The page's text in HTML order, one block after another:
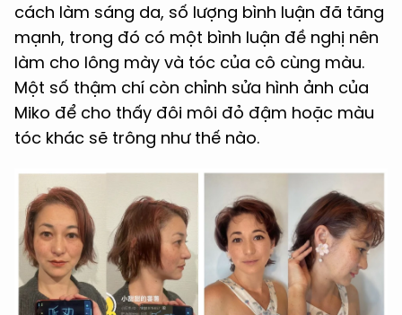
cách làm sáng da, số lượng bình luận đã tăng
mạnh, trong đó có một bình luận đề nghị nên
làm cho lông mày và tóc của cô cùng màu.
Một số thậm chí còn chỉnh sửa hình ảnh của
Miko để cho thấy đôi môi đỏ đậm hoặc màu
tóc khác sẽ trông như thế nào.